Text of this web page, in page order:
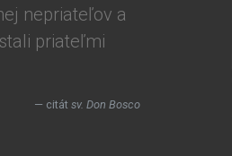
nepriateľov a
priateľmi
citát sv. Don Bosco